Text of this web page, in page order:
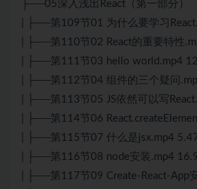
├──05深入浅出React（第一部分）
| ├──第109节01 为什么要学习
| ├──第110节02 React的重要特性
| ├──第111节03 hello world.mp4
| ├──第112节04 组件的三个疑问
| ├──第113节05 JS依然可以写
| ├──第114节06
| ├──第115节07 什么是 jsx.mp4
| ├──第116节08 node安装.mp4
| ├──第117节09 Create-React-App